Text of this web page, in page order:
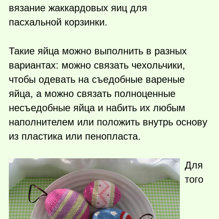
вязание жаккардовых яиц для
пасхальной корзинки.
Такие яйца можно выполнить в разных
вариантах: можно связать чехольчики,
чтобы одевать на съедобные вареные
яйца, а можно связать полноценные
несъедобные яйца и набить их любым
наполнителем или положить внутрь основу
из пластика или пенопласта.
Для
того